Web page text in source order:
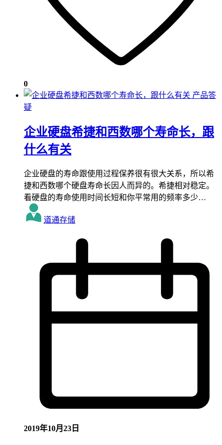
0
产品答
疑
企业硬盘希捷和西数哪个寿命长，跟
什么有关
企业硬盘的寿命跟使用过程保养很有很大关系，所以希
捷和西数哪个硬盘寿命长因人而异的。希捷相对稳定。
看硬盘的寿命使用时间长短和你平常用的频率多少…
道通存储
2019年10月23日